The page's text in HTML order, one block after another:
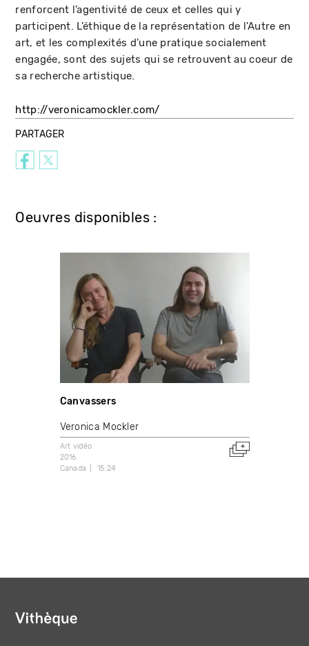
renforcent l’agentivité de ceux et celles qui y
participent. L’éthique de la représentation de l'Autre en
art, et les complexités d'une pratique socialement
engagée, sont des sujets qui se retrouvent au coeur de
sa recherche artistique.
http://veronicamockler.com/
PARTAGER
Oeuvres disponibles :
Canvassers
Veronica Mockler
Art vidéo
2016
Canada
15:24